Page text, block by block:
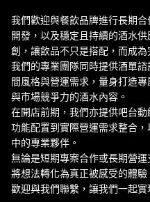
我們歡迎與餐飲品牌進行長期
開發，以及穩定且持續的酒水
創，讓飲品不只是搭配，而成
我們的專業團隊同時提供酒單
間風格與營運需求，量身打造
與市場競爭力的酒水內容。
在開店前期，我們亦提供吧台
功能配置到實際營運需求整合
中的專業夥伴。
無論是短期專案合作或長期營
將想法轉化為真正被感受的體驗
歡迎與我們聯繫，讓我們一起實